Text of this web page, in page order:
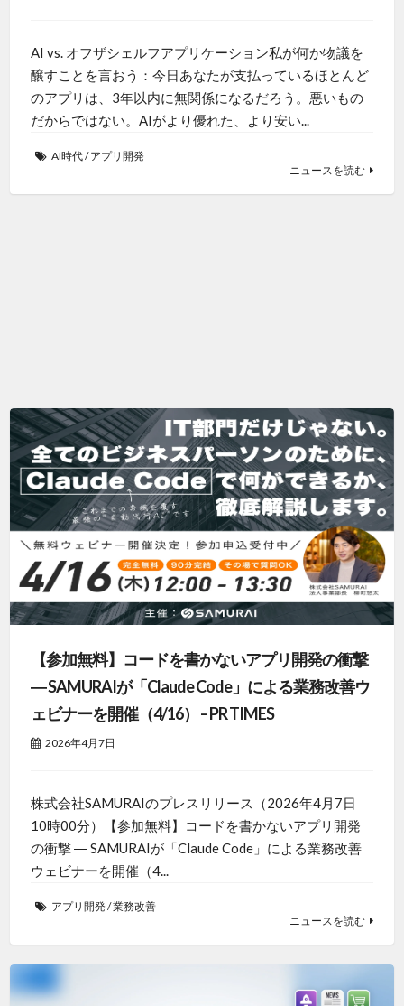
AI vs. オフザシェルフアプリケーション私が何か物議を
醸すことを言おう：今日あなたが支払っているほとんど
のアプリは、3年以内に無関係になるだろう。悪いもの
だからではない。AIがより優れた、より安い...
AI時代/アプリ開発
ニュースを読む
【参加無料】コードを書かないアプリ開発の衝撃
― SAMURAIが「Claude Code」による業務改善ウ
ェビナーを開催（4/16） – PR TIMES
2026年4月7日
株式会社SAMURAIのプレスリリース（2026年4月7日
10時00分）【参加無料】コードを書かないアプリ開発
の衝撃 ― SAMURAIが「Claude Code」による業務改善
ウェビナーを開催（4...
アプリ開発 /業務改善
ニュースを読む